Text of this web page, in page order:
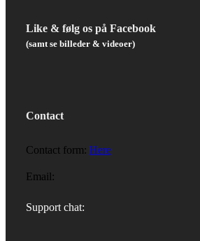
Like & følg os på Facebook
(samt se billeder & videoer)
Contact
Contact form: Here
Email:
Support chat: